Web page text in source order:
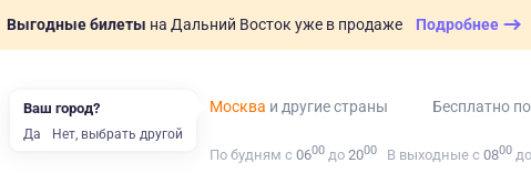
Выгодные билеты на Дальний Восток уже в продаже Подробнее
Москва и другие страны Бесплатно
По будням с 0600 до 2000 В выходные с 0800 до
Ваш город?
Да Нет, выбрать другой